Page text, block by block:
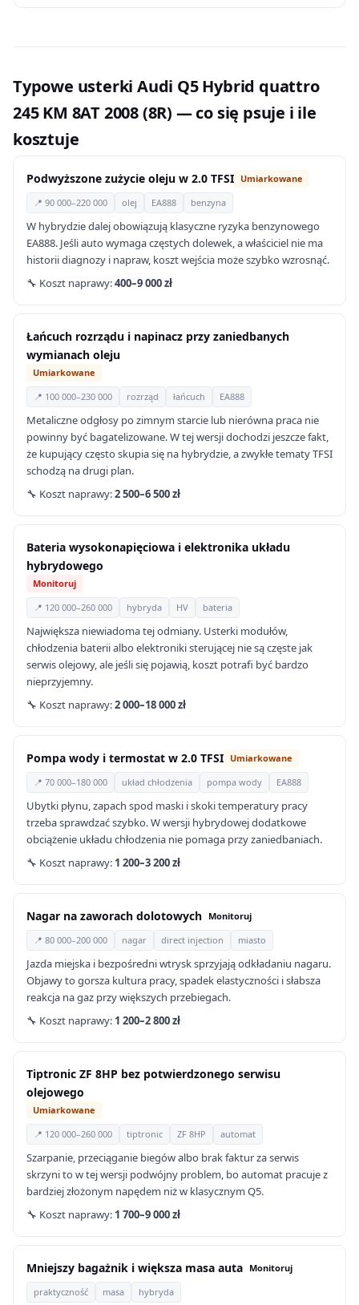
Typowe usterki Audi Q5 Hybrid quattro
245 KM 8AT 2008 (8R) — co się psuje i ile
kosztuje
Podwyższone zużycie oleju w 2.0 TFSI Umiarkowane
📍 90 000–220 000 olej EA888 benzyna
W hybrydzie dalej obowiązują klasyczne ryzyka benzynowego
EA888. Jeśli auto wymaga częstych dolewek, a właściciel nie ma
historii diagnozy i napraw, koszt wejścia może szybko wzrosnąć.
🔧 Koszt naprawy:400–9 000 zł
Łańcuch rozrządu i napinacz przy zaniedbanych
wymianach oleju
Umiarkowane
📍 100 000–230 000
rozrząd łańcuch EA888
Metaliczne odgłosy po zimnym starcie lub nierówna praca nie
powinny być bagatelizowane. W tej wersji dochodzi jeszcze fakt,
że kupujący często skupia się na hybrydzie, a zwykłe tematy TFSI
schodzą na drugi plan.
🔧 Koszt naprawy:2 500–6 500 zł
Bateria wysokonapięciowa i elektronika układu
hybrydowego
Monitoruj
📍 120 000–260 000
hybryda HV bateria
Największa niewiadoma tej odmiany. Usterki modułów,
chłodzenia baterii albo elektroniki sterującej nie są częste jak
serwis olejowy, ale jeśli się pojawią, koszt potrafi być bardzo
nieprzyjemny.
🔧 Koszt naprawy:2 000–18 000 zł
Pompa wody i termostat w 2.0 TFSI Umiarkowane
📍 70 000–180 000 układ chłodzenia pompa wody EA888
Ubytki płynu, zapach spod maski i skoki temperatury pracy
trzeba sprawdzać szybko. W wersji hybrydowej dodatkowe
obciążenie układu chłodzenia nie pomaga przy zaniedbaniach.
🔧 Koszt naprawy: 1 200–3 200 zł
Nagar na zaworach dolotowych Monitoruj
📍 80 000–200 000 nagar direct injection miasto
Jazda miejska i bezpośredni wtrysk sprzyjają odkładaniu nagaru.
Objawy to gorsza kultura pracy, spadek elastyczności i słabsza
reakcja na gaz przy większych przebiegach.
🔧 Koszt naprawy: 1 200–2 800 zł
Tiptronic ZF 8HP bez potwierdzonego serwisu
olejowego
Umiarkowane
📍 120 000–260 000
tiptronic ZF 8HP automat
Szarpanie, przeciąganie biegów albo brak faktur za serwis
skrzyni to w tej wersji podwójny problem, bo automat pracuje z
bardziej złożonym napędem niż w klasycznym Q5.
🔧 Koszt naprawy: 1 700–9 000 zł
Mniejszy bagażnik i większa masa auta Monitoruj
praktyczność masa hybryda